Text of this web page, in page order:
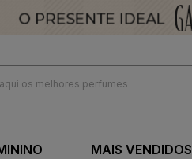
MAIS VENDIDOS